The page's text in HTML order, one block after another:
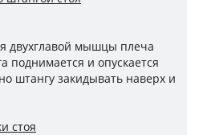
двухглавой мышцы плеча
поднимается и опускается
штангу закидывать наверх и
стоя